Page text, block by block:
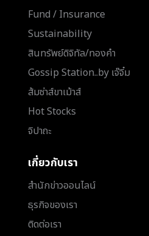
Fund / Insurance
Sustainability
สินทรัพย์ดิจิทัล/ทองคำ
Gossip Station..by เจ๊จิ๋ม
ส้มซ่าส์ขาเม้าส์
Hot Stocks
จิปาถะ
เกี่ยวกับเรา
สำนักข่าวออนไลน์
ธุรกิจของเรา
ติดต่อเรา